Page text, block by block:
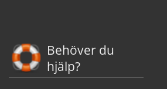
Behöver du
hjälp?